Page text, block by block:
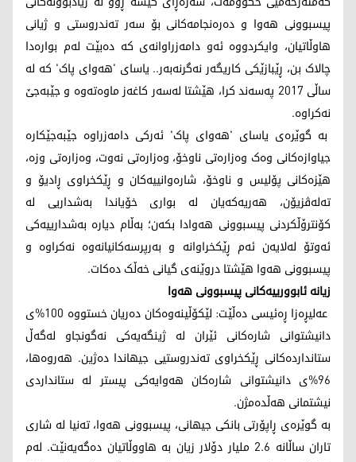
پیسبوونی هەوا و دەرەنجامەکانی بۆ سەر تەندروستی و ژیانی
هاوڵاتیان، وایکردووە ئەو دامەزراوانەی کە دەبێت لەم بوارەدا
چالاک بن، ڕێبازێکی کاریگەر نەگرنەبەر.. یاسای 'هەوای پاک' کە لە
ساڵی 2017 پەسەند کرا، هێشتا لەسەر کاغەز ماوەتەوە و جێبەجێ
نەکراوە.
بە گوێرەی یاسای 'هەوای پاک' ئەرکی دامەزراوە جێبەجێکارە
جیاوازەکانی وەک وەزارەتی ناوخۆ، وەزارەتی نەوت، وەزارەتی وزە،
هێزەکانی پۆلیس و ناوخۆ، شارەوانییەکان و ڕێکخراوی ڕادیۆ و
تەلەڤزیۆن، هەریەکەیان لە بواری خۆیاندا بەشداریی لە
کۆنترۆڵکردنی پیسبوونی هەوادا بکەن؛ بەڵام دیارە بەشدارییەکی
ئەوتۆ لەلایەن ئەم ڕێکخراوانە و بەرپرسەکانیانەوە نەکراوە و
پیسبوونی هەوا هێشتا دروێنەی گیانی خەڵک دەکات.
زیانە ئابوورییەکانی پیسبوونی هەوا
عەلیڕەزا ڕەئیسی دەڵێت: لێکۆڵینەوەکان دەریان خستووە 100%ی
دانیشتوانی شارەکانی ئێران لە ژینگەیەکی نەگونجاو لەگەڵ
ستانداردەکانی ڕێکخراوی تەندروستیی جیهاندا دەژین. هەروەها،
96%ی دانیشتوانی شارەکان هەوایەکی پیستر لە ستانداردی
نیشتمانی هەڵدەمژن.
بە گوێرەی ڕاپۆرتی بانکی جیهانی، پیسبوونی هەوا، تەنیا لە شاری
تاران ساڵانە 2.6 ملیار دۆلار زیان بە هاووڵاتیان دەگەیەنێت. لەم